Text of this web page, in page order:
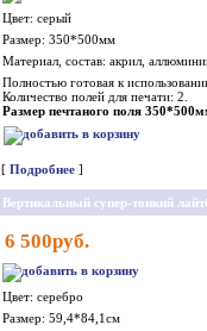
Цвет: серый
Размер: 350*500мм
Материал, состав: акрил,
Полностью готовая к
Количество полей для печати: 2.
Размер печтаного поля
[ Подробнее ]
Вертикальный супер-тонкий
6 500руб.
Цвет: серебро
Размер: 59,4*84,1см